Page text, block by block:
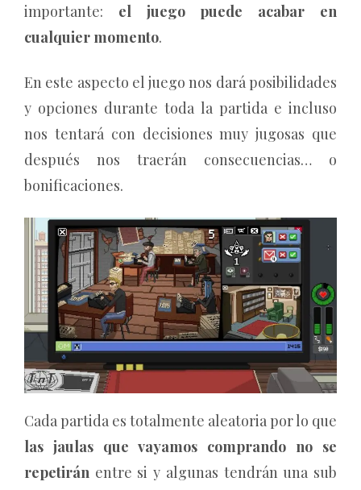
importante: el juego puede acabar en
cualquier momento.
En este aspecto el juego nos dará posibilidades
y opciones durante toda la partida e incluso
nos tentará con decisiones muy jugosas que
después nos traerán consecuencias… o
bonificaciones.
Cada partida es totalmente aleatoria por lo que
las jaulas que vayamos comprando no se
repetirán entre si y algunas tendrán una sub